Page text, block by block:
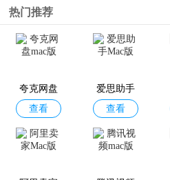
热门推荐
夸克网盘
mac版
查看
爱思助手
Mac版
查看